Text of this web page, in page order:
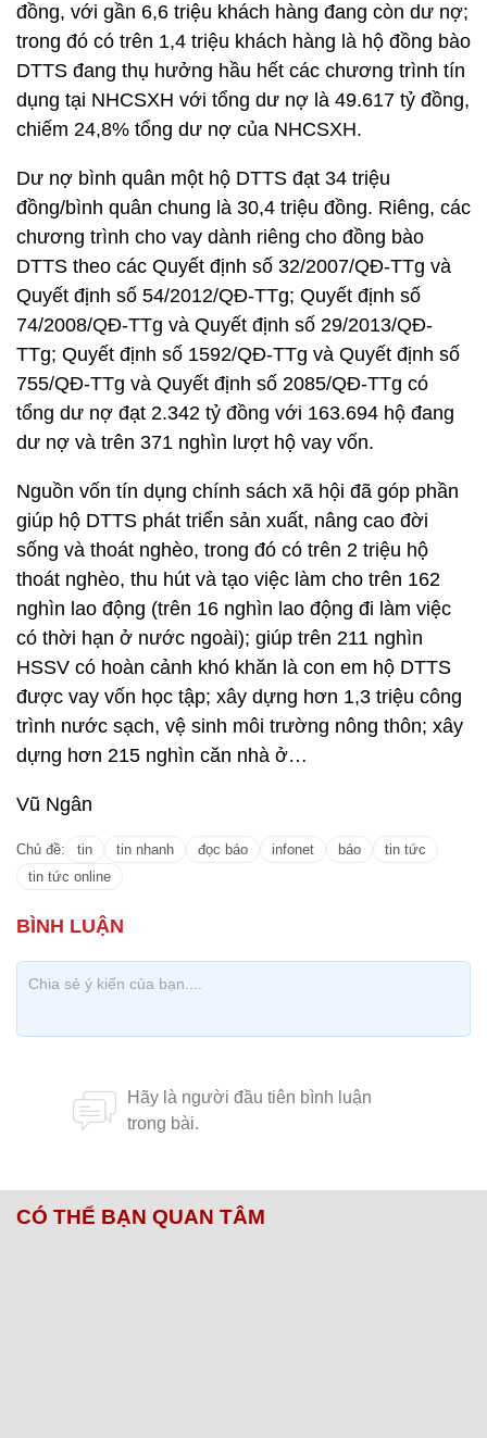
đồng, với gần 6,6 triệu khách hàng đang còn dư nợ;
trong đó có trên 1,4 triệu khách hàng là hộ đồng bào
DTTS đang thụ hưởng hầu hết các chương trình tín
dụng tại NHCSXH với tổng dư nợ là 49.617 tỷ đồng,
chiếm 24,8% tổng dư nợ của NHCSXH.
Dư nợ bình quân một hộ DTTS đạt 34 triệu
đồng/bình quân chung là 30,4 triệu đồng. Riêng, các
chương trình cho vay dành riêng cho đồng bào
DTTS theo các Quyết định số 32/2007/QĐ-TTg và
Quyết định số 54/2012/QĐ-TTg; Quyết định số
74/2008/QĐ-TTg và Quyết định số 29/2013/QĐ-
TTg; Quyết định số 1592/QĐ-TTg và Quyết định số
755/QĐ-TTg và Quyết định số 2085/QĐ-TTg có
tổng dư nợ đạt 2.342 tỷ đồng với 163.694 hộ đang
dư nợ và trên 371 nghìn lượt hộ vay vốn.
Nguồn vốn tín dụng chính sách xã hội đã góp phần
giúp hộ DTTS phát triển sản xuất, nâng cao đời
sống và thoát nghèo, trong đó có trên 2 triệu hộ
thoát nghèo, thu hút và tạo việc làm cho trên 162
nghìn lao động (trên 16 nghìn lao động đi làm việc
có thời hạn ở nước ngoài); giúp trên 211 nghìn
HSSV có hoàn cảnh khó khăn là con em hộ DTTS
được vay vốn học tập; xây dựng hơn 1,3 triệu công
trình nước sạch, vệ sinh môi trường nông thôn; xây
dựng hơn 215 nghìn căn nhà ở…
Vũ Ngân
Chủ đề: tin tin nhanh đọc báo infonet báo
tin tức
tin tức online
CÓ THỂ BẠN QUAN TÂM